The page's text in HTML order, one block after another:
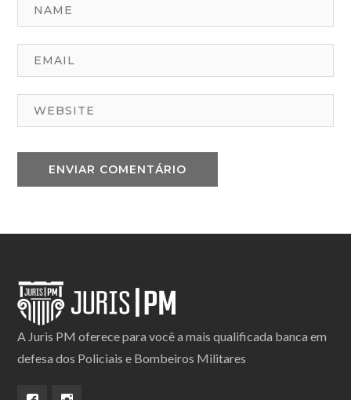
A Juris PM oferece para você a mais qualificada banca em
defesa dos Policiais e Bombeiros Militares